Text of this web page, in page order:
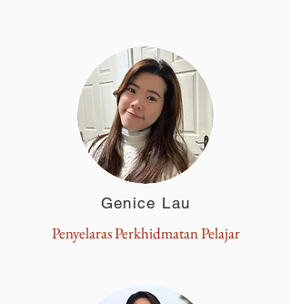
Genice Lau
Penyelaras Perkhidmatan Pelajar